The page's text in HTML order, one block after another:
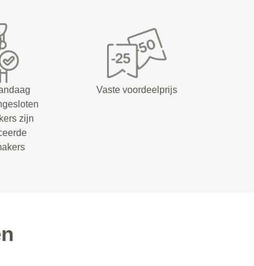
zijn
Vaste voordeelprijs